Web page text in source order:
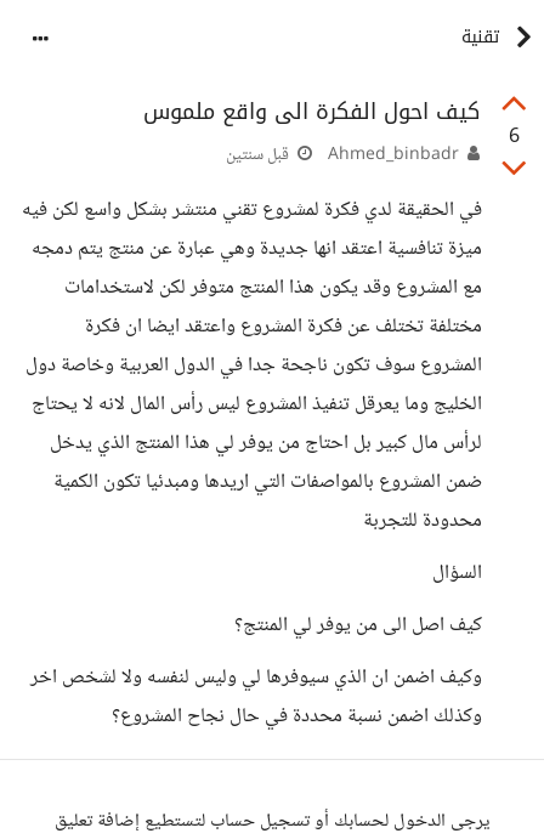
تقنية
6
كيف احول الفكرة الى واقع ملموس
قبل سنتين
في الحقيقة لدي فكرة لمشروع تقني منتشر بشكل واسع لكن فيه
ميزة تنافسية اعتقد انها جديدة وهي عبارة عن منتج يتم دمجه
مع المشروع وقد يكون هذا المنتج متوفر لكن لاستخدامات
مختلفة تختلف عن فكرة المشروع واعتقد ايضا ان فكرة
المشروع سوف تكون ناجحة جدا في الدول العربية وخاصة دول
الخليج وما يعرقل تنفيذ المشروع ليس رأس المال لانه لا يحتاج
لرأس مال كبير بل احتاج من يوفر لي هذا المنتج الذي يدخل
ضمن المشروع بالمواصفات التي اريدها ومبدئيا تكون الكمية
محدودة للتجربة
السؤال
كيف اصل الى من يوفر لي المنتج؟
وكيف اضمن ان الذي سيوفرها لي وليس لنفسه ولا لشخص اخر
وكذلك اضمن نسبة محددة في حال نجاح المشروع؟
يرجى الدخول لحسابك أو تسجيل حساب لتستطيع إضافة تعليق